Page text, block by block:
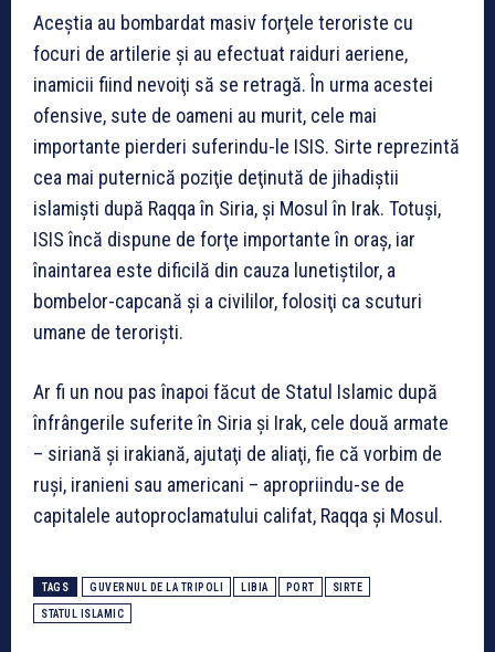
Aceştia au bombardat masiv forţele teroriste cu
focuri de artilerie şi au efectuat raiduri aeriene,
inamicii fiind nevoiţi să se retragă. În urma acestei
ofensive, sute de oameni au murit, cele mai
importante pierderi suferindu-le ISIS. Sirte reprezintă
cea mai puternică poziţie deţinută de jihadiştii
islamişti după Raqqa în Siria, şi Mosul în Irak. Totuşi,
ISIS încă dispune de forţe importante în oraş, iar
înaintarea este dificilă din cauza lunetiştilor, a
bombelor-capcană şi a civililor, folosiţi ca scuturi
umane de terorişti.
Ar fi un nou pas înapoi făcut de Statul Islamic după
înfrângerile suferite în Siria şi Irak, cele două armate
– siriană şi irakiană, ajutaţi de aliaţi, fie că vorbim de
ruşi, iranieni sau americani – apropriindu-se de
capitalele autoproclamatului califat, Raqqa şi Mosul.
TAGS GUVERNUL DE LA TRIPOLI LIBIA PORT SIRTE
STATUL ISLAMIC